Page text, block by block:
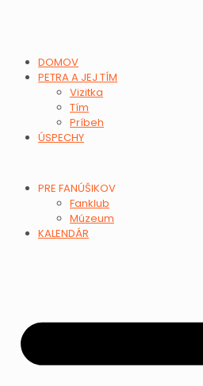
DOMOV
PETRA A JEJ TÍM
Vizitka
Tím
Príbeh
ÚSPECHY
PRE FANÚŠIKOV
Fanklub
Múzeum
KALENDÁR